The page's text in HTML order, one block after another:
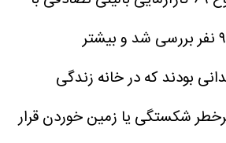
حضور ۱۵۳ هزار و ۹۰۲ نفر بررسی شد و بیشتر
بودند که در خانه زندگی
شکستگی یا زمین خوردن قرار